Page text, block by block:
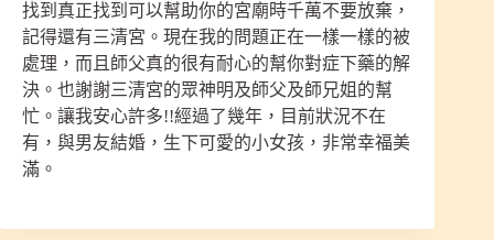
找到真正找到可以幫助你的宮廟時千萬不要放棄，
記得還有三清宮。現在我的問題正在一樣一樣的被
處理，而且師父真的很有耐心的幫你對症下藥的解
決。也謝謝三清宮的眾神明及師父及師兄姐的幫
忙。讓我安心許多!!經過了幾年，目前狀況不在
有，與男友結婚，生下可愛的小女孩，非常幸福美
滿。